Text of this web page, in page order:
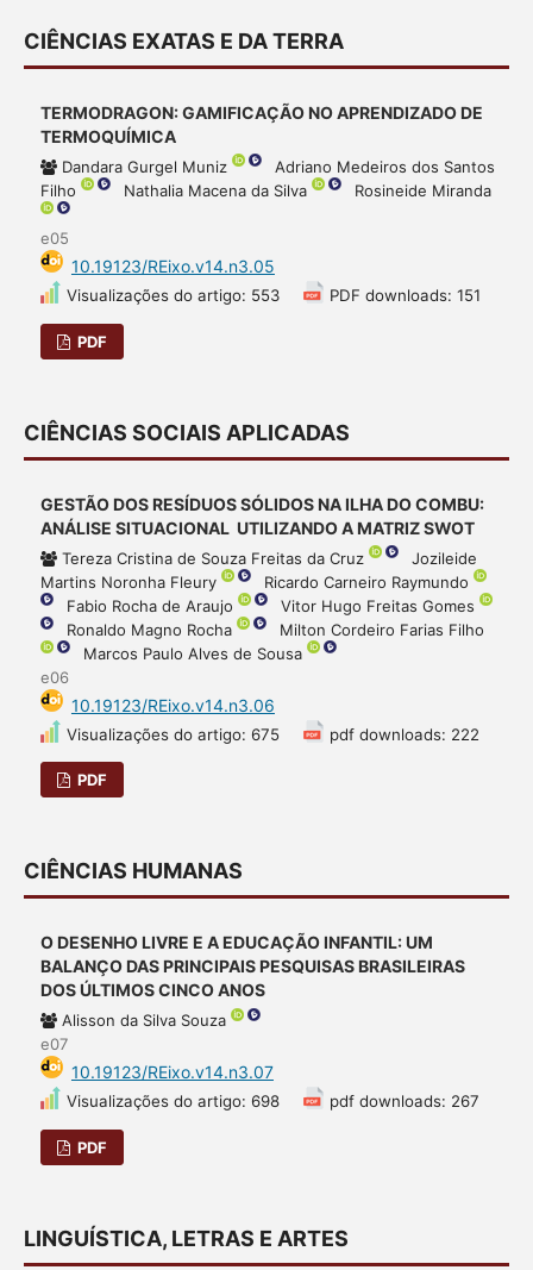
CIÊNCIAS EXATAS E DA TERRA
TERMODRAGON: GAMIFICAÇÃO NO APRENDIZADO DE
TERMOQUÍMICA
Dandara Gurgel Muniz
Adriano Medeiros dos Santos
Filho
Nathalia Macena da Silva Rosineide Miranda
e05
10.19123/REixo.v14.n3.05
Visualizações do artigo: 553 PDF downloads: 151
PDF
CIÊNCIAS SOCIAIS APLICADAS
GESTÃO DOS RESÍDUOS SÓLIDOS NA ILHA DO COMBU:
ANÁLISE SITUACIONAL UTILIZANDO A MATRIZ SWOT
Tereza Cristina de Souza Freitas da Cruz
Jozileide
Martins Noronha Fleury
Ricardo Carneiro Raymundo
Fabio Rocha de Araujo
Vitor Hugo Freitas Gomes
Ronaldo Magno Rocha
Milton Cordeiro Farias Filho
Marcos Paulo Alves de Sousa
e06
10.19123/REixo.v14.n3.06
Visualizações do artigo: 675 pdf downloads: 222
PDF
CIÊNCIAS HUMANAS
O DESENHO LIVRE E A EDUCAÇÃO INFANTIL: UM
BALANÇO DAS PRINCIPAIS PESQUISAS BRASILEIRAS
DOS ÚLTIMOS CINCO ANOS
Alisson da Silva Souza
e07
10.19123/REixo.v14.n3.07
Visualizações do artigo: 698 pdf downloads: 267
PDF
LINGUÍSTICA, LETRAS E ARTES